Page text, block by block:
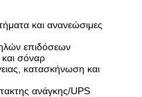
και ανανεώσιμες
επιδόσεων
και σόναρ
κατασκήνωση και
ανάγκης/UPS